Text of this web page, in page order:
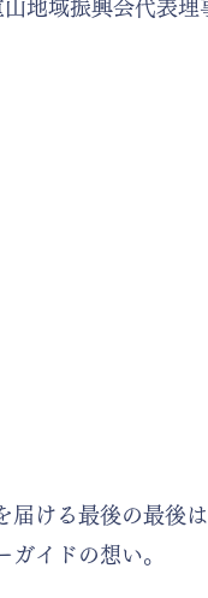
地域振興会代表理
届ける最後の最後は
ガイドの想い。